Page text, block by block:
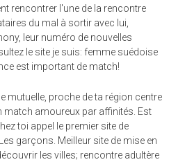
rencontrer l'une de la rencontre
du mal à sortir avec lui,
leur numéro de nouvelles
le site je suis: femme suédoise
est important de match!
mutuelle, proche de ta région centre
match amoureux par affinités. Est
toi appel le premier site de
garçons. Meilleur site de mise en
les villes; rencontre adultère